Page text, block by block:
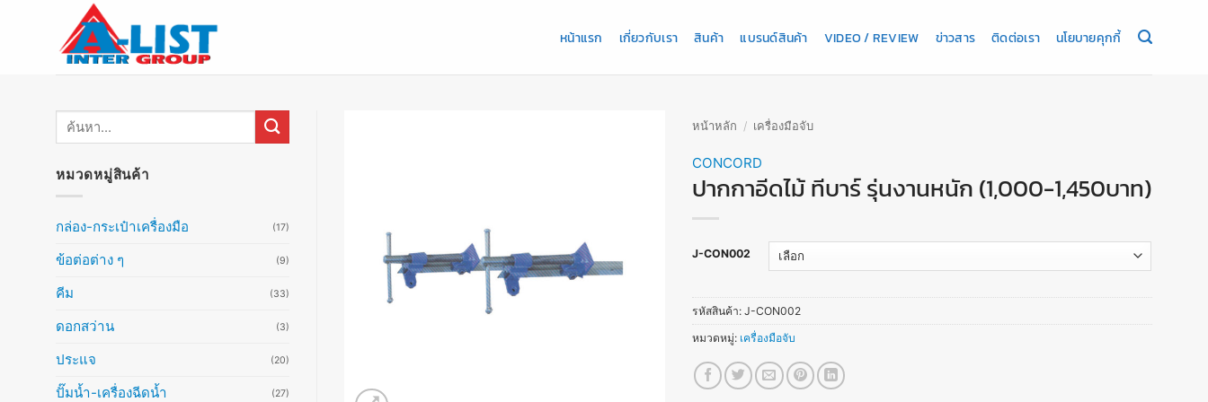
หน้าแรก เกี่ยวกับเรา สินค้า แบรนด์สินค้า VIDEO / REVIEW ข่าวสาร ติดต่อเรา นโยบายคุกกี้
ค้นหา:
หมวดหมู่สินค้า
กล่อง-กระเป๋าเครื่องมือ (17)
ข้อต่อต่าง ๆ (9)
คีม (33)
ดอกสว่าน (3)
ประแจ (20)
ปั๊มน้ำ-เครื่องฉีดน้ำ (27)
หน้าหลัก / เครื่องมือจับ
CONCORD
ปากกาอีดไม้ ทีบาร์ รุ่นงานหนัก (1,000-1,450บาท)
J-CON002
รหัสสินค้า:J-CON002
หมวดหมู่: เครื่องมือจับ